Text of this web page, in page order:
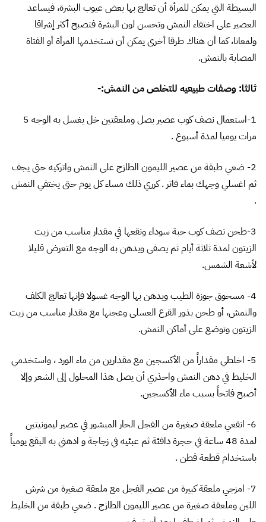
البسيطة التي يمكن للمرأة أن تعالج بها بعض عيوب البشرة، فيساعد
العصير على اختفاء النمش وتحسن لون البشرة فتصبح أكثر إشراقا
ولمعانا، كما أن هناك طرقا أخرى يمكن أن تستخدمها المرأة أو الفتاة
المصابة بالنمش.
ثالثا: وصفات طبيعيه للتخلص من النمش:-
1-استعمال نصف كوب عصير بصل وملعقتين خل يغسل به الوجه 5
مرات يوميا لمدة أسبوع .
2- ضعي طبقة من عصير الليمون الطازج على النمش واتركيه حتى يجف
ثم اغسلي وجهك بماء فاتر . كرري ذلك مساء كل يوم حتى يختفي النمش
.
3-طحن نصف كوب حبة سوداء ونقعها في مقدار مناسب من زيت
الزيتون لمدة ثلاثة أيام ثم يصفى ويدهن به الوجه مع التعرض قليلا
لأشعة الشمس.
4- مسحوق جوزة الطيب ويدهن بها الوجه غسولا فإنها تعالج الكلف
والنمش، أو طحن بذور القرع العسلى وعجنها مع مقدار مناسب من زيت
الزيتون وتوضع على أماكن النمش.
5- اخلطي مقداراً من الأكسجين مع مقدارين من ماء الورد ، واستخدمي
الخليط في دهن النمش واحذري أن يصل هذا المحلول إلى الشعر وإلا
أصبح فاتحاً بسبب ماء الأكسجين.
6- انقعي ملعقة صغيرة من الفجل الحار المبشور في عصير ليمونيتين
لمدة 48 ساعة في حجرة دافئة ثم عبئيه في زجاجة و ادهني به البقع يومياً
باستخدام قطعة قطن .
7- امزجي ملعقة كبيرة من عصير الفجل مع ملعقة صغيرة من شرش
اللبن وملعقة صغيرة من عصير الليمون الطازج . ضعي طبقة من الخليط